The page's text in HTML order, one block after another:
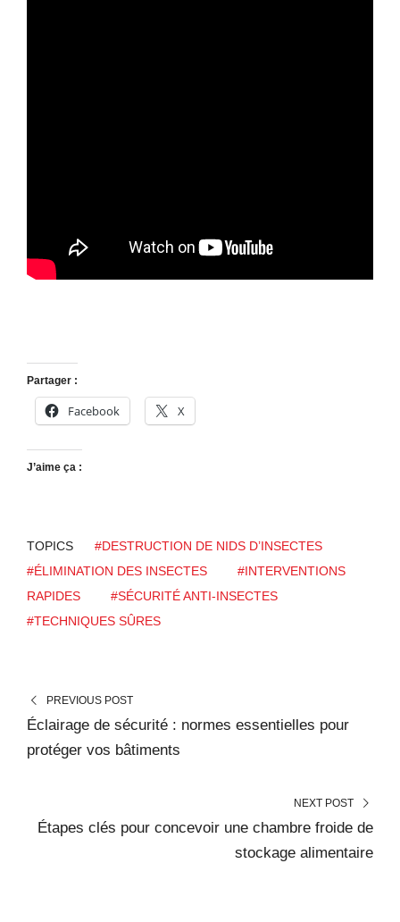
Partager :
Facebook X
J’aime ça :
TOPICS
#DESTRUCTION DE NIDS D’INSECTES
#ÉLIMINATION DES INSECTES
#INTERVENTIONS
RAPIDES
#SÉCURITÉ ANTI-INSECTES
#TECHNIQUES SÛRES
PREVIOUS POST
Éclairage de sécurité : normes essentielles pour
protéger vos bâtiments
NEXT POST
Étapes clés pour concevoir une chambre froide de
stockage alimentaire